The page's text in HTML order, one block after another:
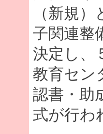
（新規
子関連整
決定し、
教育セン
認書・助
式が行わ